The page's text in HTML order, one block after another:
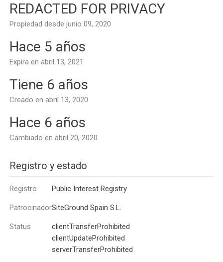
REDACTED FOR PRIVACY
Propiedad desde junio 09, 2020
Hace 5 años
Expira en abril 13, 2021
Tiene 6 años
Creado en abril 13, 2020
Hace 6 años
Cambiado en abril 20, 2020
Registro y estado
Registro Public Interest Registry
PatrocinadorSiteGround Spain S.L.
Status
clientTransferProhibited
clientUpdateProhibited
serverTransferProhibited